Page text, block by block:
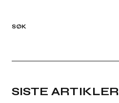
SØK
SISTE ARTIKLER